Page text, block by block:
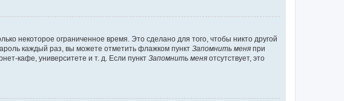
некоторое ограниченное время. Это сделано для того, чтобы никто другой
каждый раз, вы можете отметить флажком пункт Запомнить меня при
кафе, университете и т. д. Если пункт Запомнить меня отсутствует, это